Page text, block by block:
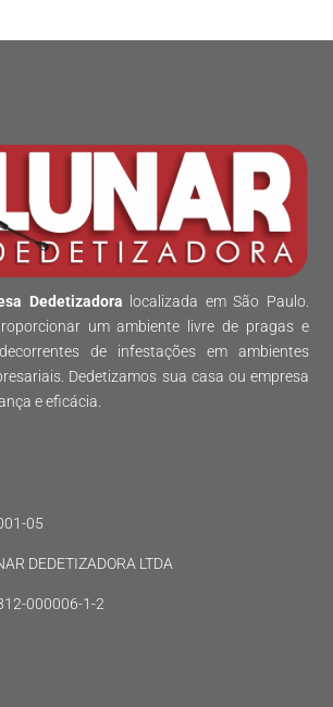
Dedetizadora localizada em São Paulo.
um ambiente livre de pragas e
de infestações em ambientes
Dedetizamos sua casa ou empresa
e eficácia.
05
DEDETIZADORA LTDA
000006-1-2